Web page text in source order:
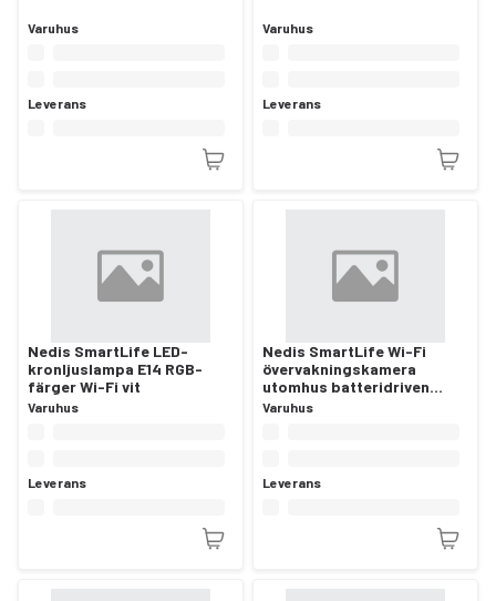
Varuhus
Leverans
Varuhus
Leverans
Nedis SmartLife LED-
kronljuslampa E14 RGB-
färger Wi-Fi vit
Varuhus
Leverans
Nedis SmartLife Wi-Fi
övervakningskamera
utomhus batteridriven
1440p Full HD PIR
Varuhus
Leverans